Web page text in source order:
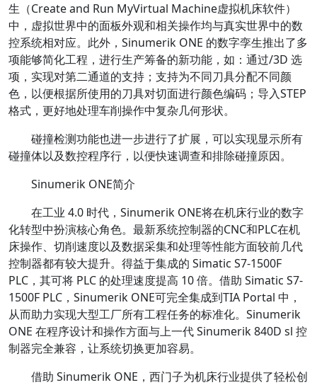
生（Create and Run MyVirtual Machine虚拟机床软件）
中，虚拟世界中的面板外观和相关操作均与真实世界中的数
控系统相对应。此外，Sinumerik ONE 的数字孪生推出了多
项能够简化工程，进行生产筹备的新功能，如：通过/3D 选
项，实现对第二通道的支持；支持为不同刀具分配不同颜
色，以便根据所使用的刀具对切面进行颜色编码；导入STEP
格式，更好地处理车削操作中复杂几何形状。
碰撞检测功能也进一步进行了扩展，可以实现显示所有
碰撞体以及数控程序行，以便快速调查和排除碰撞原因。
Sinumerik ONE简介
在工业 4.0 时代，Sinumerik ONE将在机床行业的数字
化转型中扮演核心角色。最新系统控制器的CNC和PLC在机
床操作、切削速度以及数据采集和处理等性能方面较前几代
控制器都有较大提升。得益于集成的 Simatic S7-1500F
PLC，其可将 PLC 的处理速度提高 10 倍。借助 Simatic S7-
1500F PLC，Sinumerik ONE可完全集成到TIA Portal 中，
从而助力实现大型工厂所有工程任务的标准化。Sinumerik
ONE 在程序设计和操作方面与上一代 Sinumerik 840D sl 控
制器完全兼容，让系统切换更加容易。
借助 Sinumerik ONE，西门子为机床行业提供了轻松创